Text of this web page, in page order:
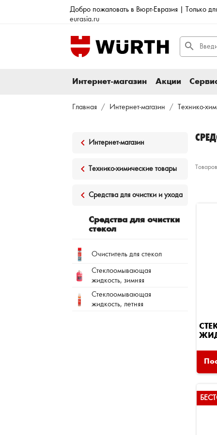
Добро пожаловать в Вюрт-Евразия | Только
eurasia.ru
search
Интернет-магазин Акции
Главная Интернет-магазин Технико-
keyboard_arrow_left Интернет-магазин
keyboard_arrow_left Технико-химические товары
keyboard_arrow_leftСредства для очистки и ухода
Средства для очистки
стекол
Очиститель для стекол
Стеклоомывающая
жидкость, зимняя
Стеклоомывающая
жидкость, летняя